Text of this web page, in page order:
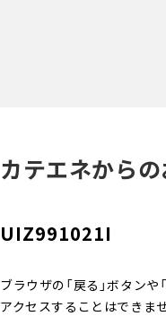
カテエネから
UIZ991021I
ブラウザの「戻る」ボタン
アクセスすることはできませ